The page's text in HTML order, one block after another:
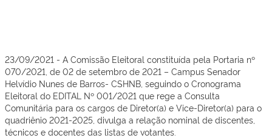
23/09/2021 - A Comissão Eleitoral constituída pela Portaria nº
070/2021, de 02 de setembro de 2021 – Campus Senador
Helvídio Nunes de Barros- CSHNB, seguindo o Cronograma
Eleitoral do EDITAL Nº 001/2021 que rege a Consulta
Comunitária para os cargos de Diretor(a) e Vice-Diretor(a) para o
quadriênio 2021-2025, divulga a relação nominal de discentes,
técnicos e docentes das listas de votantes.